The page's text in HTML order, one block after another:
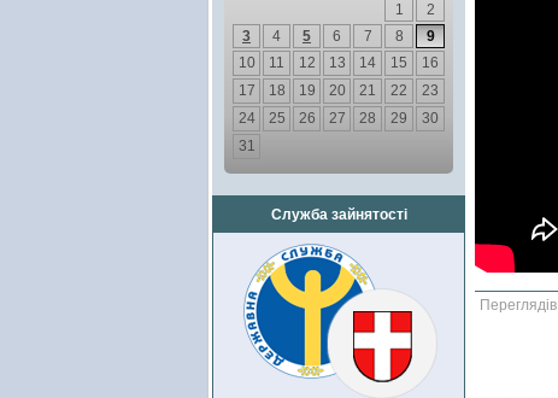
1
2
3
4 5 6 7 8
9
10
11 12 13 14 15
16
17
18 19 20 21 22
23
24
25 26 27 28 29
30
31
Служба зайнятості
Переглядів